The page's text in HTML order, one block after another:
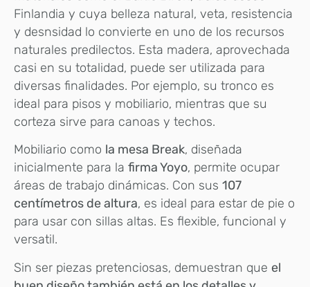
Finlandia y cuya belleza natural, veta, resistencia
y desnsidad lo convierte en uno de los recursos
naturales predilectos. Esta madera, aprovechada
casi en su totalidad, puede ser utilizada para
diversas finalidades. Por ejemplo, su tronco es
ideal para pisos y mobiliario, mientras que su
corteza sirve para canoas y techos.
Mobiliario como la mesa Break, diseñada
inicialmente para la firma Yoyo, permite ocupar
áreas de trabajo dinámicas. Con sus 107
centímetros de altura, es ideal para estar de pie o
para usar con sillas altas. Es flexible, funcional y
versatil.
Sin ser piezas pretenciosas, demuestran que el